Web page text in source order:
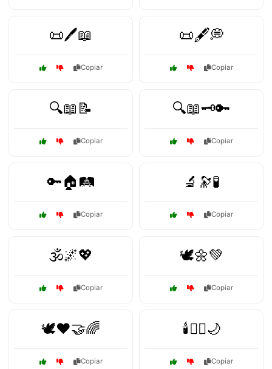
📜🖊️📖
Copiar
📜🖋️💭
Copiar
🔍📖📝
Copiar
🔍📖🗝️🔑
Copiar
🔑🏠🛤️
Copiar
🔬🔭🧪
Copiar
🕉️🌌💖
Copiar
🕊️🌼💚
Copiar
🕊️❤️🤝🌈
Copiar
🕯️🧘‍♂️🌙
Copiar